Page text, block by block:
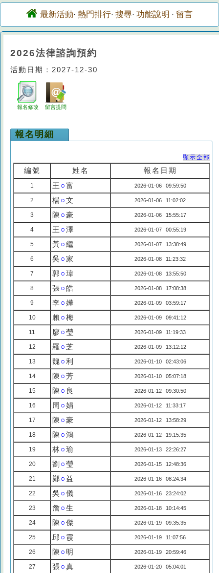
最新活動· 熱門排行· 搜尋· 功能說明 · 留言
2026法律諮詢預約
活動日期：2027-12-30
報名修改 留言提問
報名明細
顯示全部
編號 姓名 報名日期
1 王 ○富 2026-01-06 09:59:50
2 楊○文 2026-01-06 11:02:02
3 陳 ○豪 2026-01-06 15:55:17
4 王 ○澤 2026-01-07 00:55:19
5 黃○繼 2026-01-07 13:38:49
6 吳 ○家 2026-01-08 11:23:32
7 郭 ○瑋 2026-01-08 13:55:50
8 張○皓 2026-01-08 17:08:38
9 李○嬅 2026-01-09 03:59:17
10 賴 ○梅 2026-01-09 09:41:12
11 廖○瑩 2026-01-09 11:19:33
12 羅 ○芝 2026-01-09 13:12:12
13 魏 ○利 2026-01-10 02:43:06
14 陳 ○芳 2026-01-10 05:07:18
15 陳 ○ 良 2026-01-12 09:30:50
16 周 ○娟 2026-01-12 11:33:17
17 陳 ○豪 2026-01-12 13:58:29
18 陳 ○鴻 2026-01-12 19:15:35
19 林○瑜 2026-01-13 22:26:27
20 劉 ○瑩 2026-01-15 12:48:36
21 鄭○益 2026-01-16 08:24:34
22 吳 ○儀 2026-01-16 23:24:02
23 詹○生 2026-01-18 10:14:45
24 陳 ○傑 2026-01-19 09:35:35
25 邱 ○ 霞 2026-01-19 11:07:56
26 陳 ○ 明 2026-01-19 20:59:46
27 張○真 2026-01-20 05:04:01